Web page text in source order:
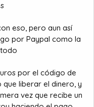
eso, pero aun así
por Paypal como la
por el código de
que liberar el dinero, y
vez que recibe un